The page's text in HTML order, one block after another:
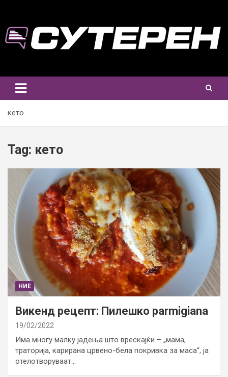
content
кето
Tag: кето
НИЕ
Викенд рецепт: Пилешко parmigiana
19/02/2022
Има многу малку јадења што врескајќи – „мама,
траторија, карирана црвено-бела покривка за маса“, ја
отелотворуваат…